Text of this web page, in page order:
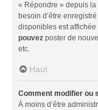
« Répondre » depuis la
besoin d’être
disponibles est
pouvez poster de
etc.
Haut
Comment modifier ou
À moins d’être